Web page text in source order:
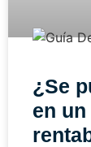
¿Se
en